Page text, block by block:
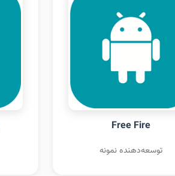
Free Fire
توسعه‌دهنده نمونه